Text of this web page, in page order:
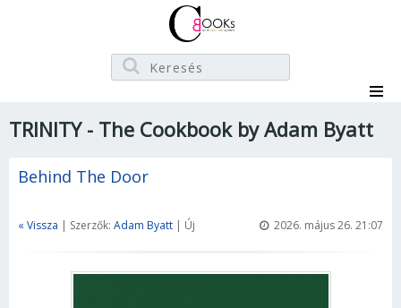
TRINITY - The Cookbook by Adam Byatt
Behind The Door
« Vissza | Szerzők: Adam Byatt | Új 2026. május 26. 21:07